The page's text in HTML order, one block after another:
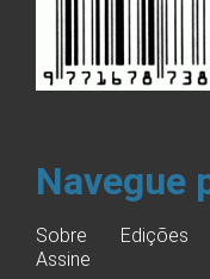
Navegue
Sobre Edições
Assine